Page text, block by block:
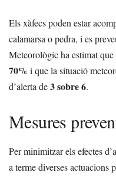
Els xàfecs poden estar
calamarsa o pedra, i es
Meteorològic ha estimat
70% i que la situació
d’alerta de3 sobre 6.
Mesures
Per minimitzar els efectes
a terme diverses actuacions